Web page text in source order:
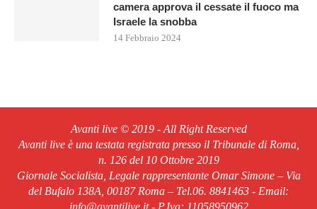
camera approva il cessate il fuoco ma
Israele la snobba
14 Febbraio 2024
Avanti live © 2019 - All Right Reserved
Avanti live è una testata registrata presso il Tribunale di Roma,
n. 126 del 10 Ottobre 2019
Giornale Socialista, Legale rappresentante Omar Simone – Via
del Bufalo 138A, 00187 Roma – Tel.06. 8841463 - Email: